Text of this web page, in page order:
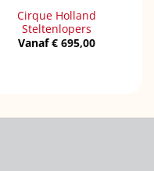
Cirque Holland
Steltenlopers
Vanaf€ 695,00